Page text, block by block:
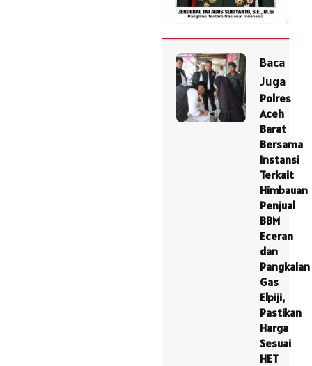
Baca
Juga
Polres
Aceh
Barat
Bersama
Instansi
Terkait
Himbauan
Penjual
BBM
Eceran
dan
Pangkalan
Gas
Elpiji,
Pastikan
Harga
Sesuai
HET